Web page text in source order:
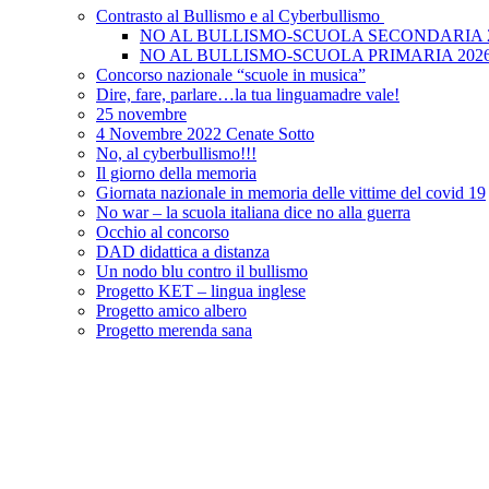
Contrasto al Bullismo e al Cyberbullismo
NO AL BULLISMO-SCUOLA SECONDARIA
NO AL BULLISMO-SCUOLA PRIMARIA
Concorso nazionale “scuole in musica”
Dire, fare, parlare…la tua linguamadre vale!
25 novembre
4 Novembre 2022 Cenate Sotto
No, al cyberbullismo!!!
Il giorno della memoria
Giornata nazionale in memoria delle vittime del covid 19
No war – la scuola italiana dice no alla guerra
Occhio al concorso
DAD didattica a distanza
Un nodo blu contro il bullismo
Progetto KET – lingua inglese
Progetto amico albero
Progetto merenda sana